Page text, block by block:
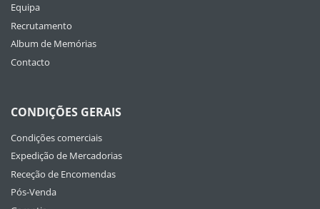
Equipa
Recrutamento
Album de Memórias
Contacto
CONDIÇÕES GERAIS
Condições comerciais
Expedição de Mercadorias
Receção de Encomendas
Pós-Venda